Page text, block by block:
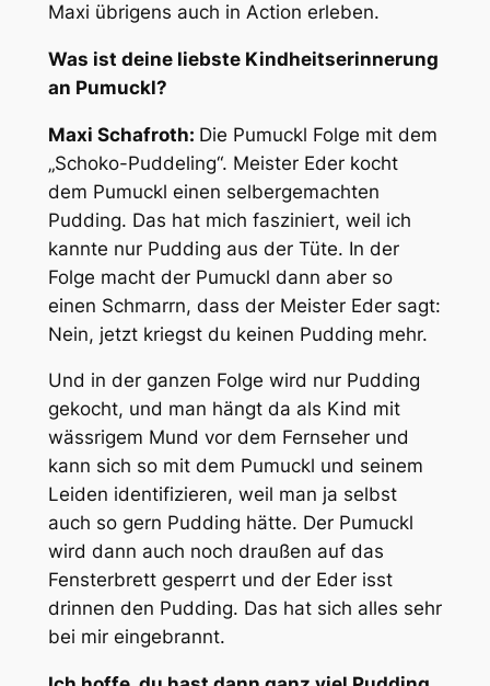
Maxi übrigens auch in Action erleben.
Was ist deine liebste Kindheitserinnerung
an Pumuckl?
Maxi Schafroth: Die Pumuckl Folge mit dem
„Schoko-Puddeling“. Meister Eder kocht
dem Pumuckl einen selbergemachten
Pudding. Das hat mich fasziniert, weil ich
kannte nur Pudding aus der Tüte. In der
Folge macht der Pumuckl dann aber so
einen Schmarrn, dass der Meister Eder sagt:
Nein, jetzt kriegst du keinen Pudding mehr.
Und in der ganzen Folge wird nur Pudding
gekocht, und man hängt da als Kind mit
wässrigem Mund vor dem Fernseher und
kann sich so mit dem Pumuckl und seinem
Leiden identifizieren, weil man ja selbst
auch so gern Pudding hätte. Der Pumuckl
wird dann auch noch draußen auf das
Fensterbrett gesperrt und der Eder isst
drinnen den Pudding. Das hat sich alles sehr
bei mir eingebrannt.